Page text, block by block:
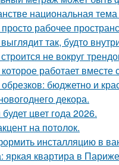
национальная
рабочее
так, будто
не вокруг
работает вместе
бюджетно и
декора.
цвет года 2026.
на потолок.
инсталляцию в
квартира в